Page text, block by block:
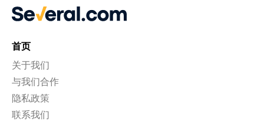
首页
关于我们
与我们合作
隐私政策
联系我们